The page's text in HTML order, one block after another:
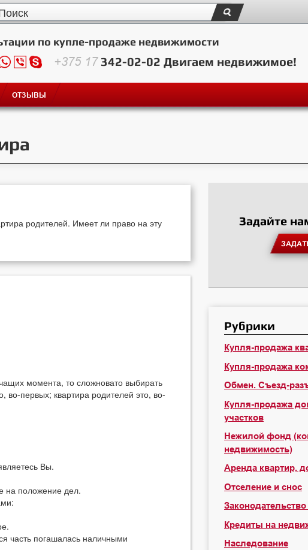
по купле-продаже недвижимости
+375 17342-02-02 Двигаем недвижимое!
ОТЗЫВЫ
родителей. Имеет ли право на эту
момента, то сложновато выбирать
во-первых; квартира родителей это, во-
Вы.
на положение дел.
часть погашалась наличными
Задайте
Рубрики
Купля-продажа
Купля-продажа
Обмен. Съезд-
Купля-продажа
участков
Нежилой фонд
недвижимость)
Аренда квартир,
Отселение и снос
Кредиты на
Наследование